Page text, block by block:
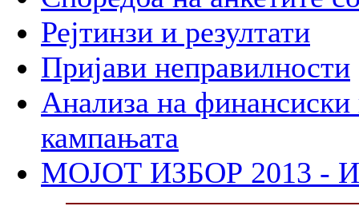
Рејтинзи и резултати
Пријави неправилности
Анализа на финансиски
кампањата
МОЈОТ ИЗБОР 2013 -